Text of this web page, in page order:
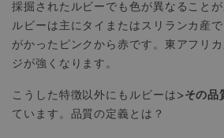
採掘されたルビーでも色が異なること
ルビーは主にタイまたはスリランカ産
がかったピンクから赤です。東アフリ
ジが強くなります。
こうした特徴以外にもルビーは >その品
ています。品質の定義とは？